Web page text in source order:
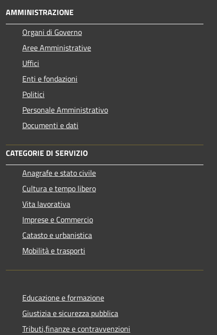
AMMINISTRAZIONE
Organi di Governo
Aree Amministrative
Uffici
Enti e fondazioni
Politici
Personale Amministrativo
Documenti e dati
CATEGORIE DI SERVIZIO
Anagrafe e stato civile
Cultura e tempo libero
Vita lavorativa
Imprese e Commercio
Catasto e urbanistica
Mobilità e trasporti
Educazione e formazione
Giustizia e sicurezza pubblica
Tributi,finanze e contravvenzioni